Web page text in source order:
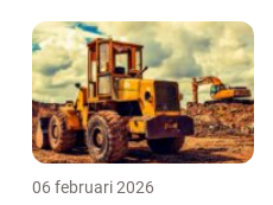
06 februari 2026